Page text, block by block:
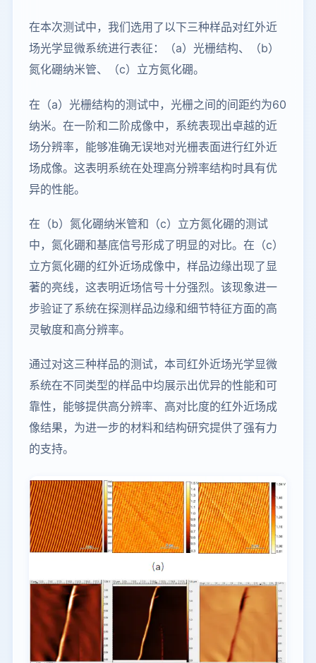
在本次测试中，我们选用了以下三种样品对红外近
场光学显微系统进行表征：（a）光栅结构、（b）
氮化硼纳米管、（c）立方氮化硼。
在（a）光栅结构的测试中，光栅之间的间距约为60
纳米。在一阶和二阶成像中，系统表现出卓越的近
场分辨率，能够准确无误地对光栅表面进行红外近
场成像。这表明系统在处理高分辨率结构时具有优
异的性能。
在（b）氮化硼纳米管和（c）立方氮化硼的测试
中，氮化硼和基底信号形成了明显的对比。在（c）
立方氮化硼的红外近场成像中，样品边缘出现了显
著的亮线，这表明近场信号十分强烈。该现象进一
步验证了系统在探测样品边缘和细节特征方面的高
灵敏度和高分辨率。
通过对这三种样品的测试，本司红外近场光学显微
系统在不同类型的样品中均展示出优异的性能和可
靠性，能够提供高分辨率、高对比度的红外近场成
像结果，为进一步的材料和结构研究提供了强有力
的支持。